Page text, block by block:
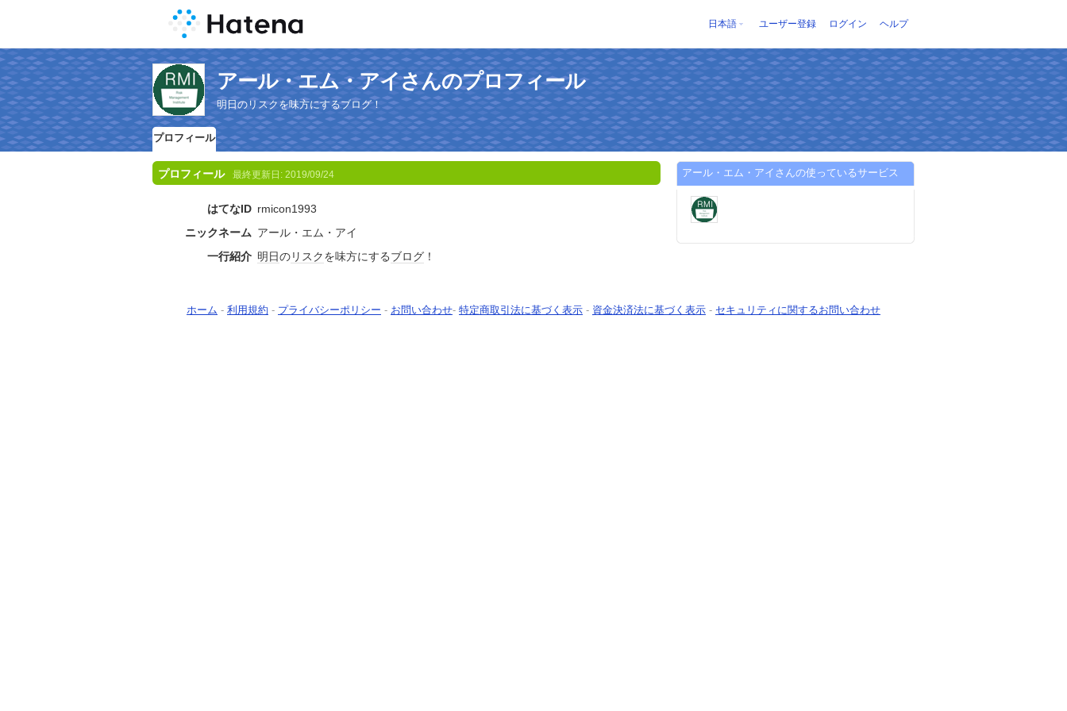
日本語 ユーザー登録 ログイン ヘルプ
アール・エム・アイさんのプロフィール
明日のリスクを味方にするブログ！
プロフィール
プロフィール 最終更新日: 2019/09/24
はてなID rmicon1993
ニックネーム アール・エム・アイ
一行紹介 明日のリスクを味方にするブログ ！
アール・エム・アイさんの使っているサービス
ホーム - 利用規約 - プライバシーポリシー - お問い合わせ- 特定商取引法に基づく表示 - 資金決済法に基づく表示 - セキュリティに関するお問い合わせ